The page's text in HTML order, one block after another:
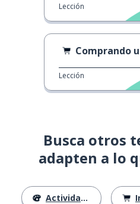
Lección
Comprando un
Lección
Busca otros
adapten a lo
Actividades